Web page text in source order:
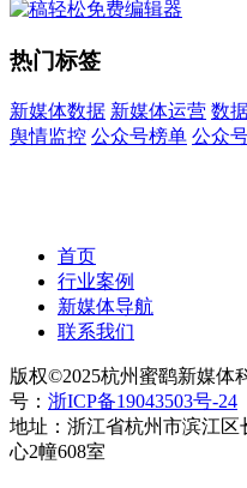
热门标签
新媒体数据 新媒体运营 数
舆情监控 公众号榜单 公众
首页
行业案例
新媒体导航
联系我们
版权©2025杭州蜜鹞新媒体
号： 浙ICP备19043503号-24
地址：浙江省杭州市滨江区
心2幢608室